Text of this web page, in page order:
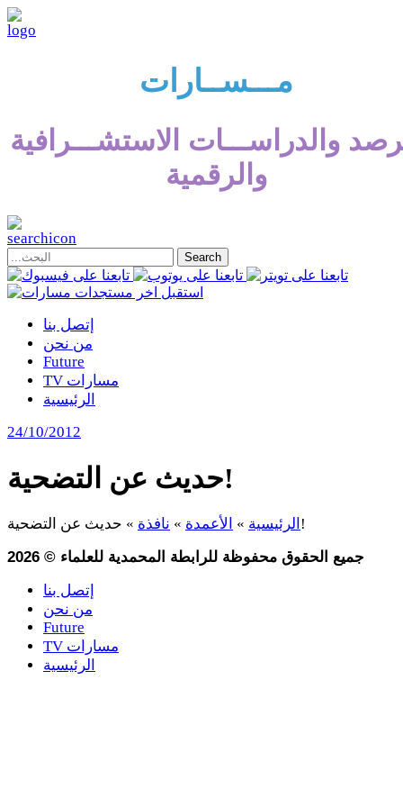
مـــســارات
والدراســـات الاستشـــرافية
والرقمية
إتصل بنا
من نحن
Future
TV مسارات
الرئيسية
24/10/2012
حديث عن التضحية!
الرئيسية » الأعمدة » نافذة » حديث عن التضحية!
2026 © جميع الحقوق محفوظة للرابطة المحمدية للعلماء
إتصل بنا
من نحن
Future
TV مسارات
الرئيسية